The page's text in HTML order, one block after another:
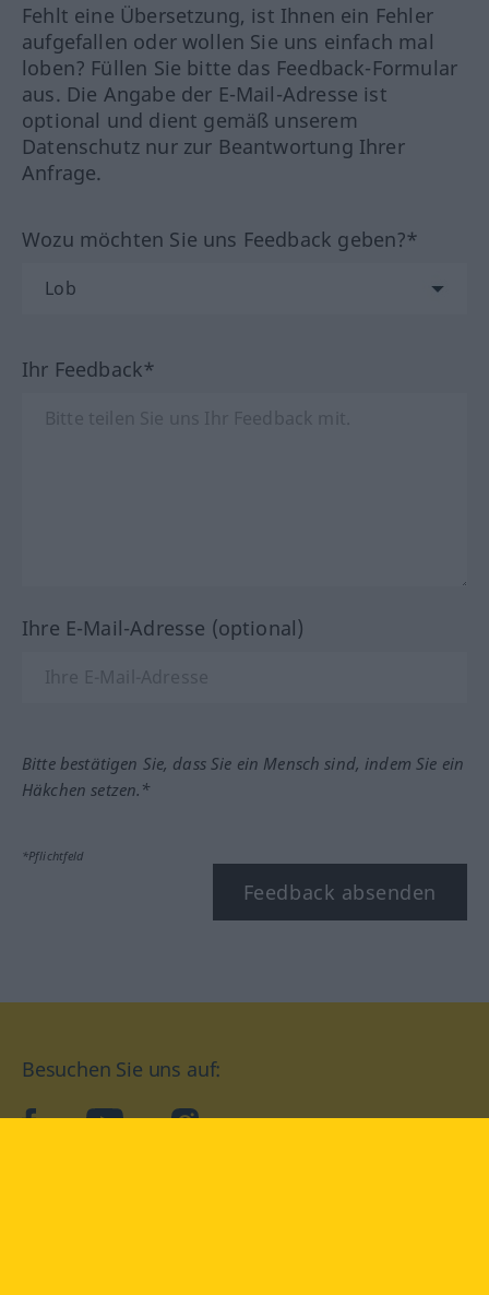
Fehlt eine Übersetzung, ist Ihnen ein Fehler
aufgefallen oder wollen Sie uns einfach mal
loben? Füllen Sie bitte das Feedback-Formular
aus. Die Angabe der E-Mail-Adresse ist
optional und dient gemäß unserem
Datenschutz nur zur Beantwortung Ihrer
Anfrage.
Wozu möchten Sie uns Feedback geben?*
Ihr Feedback*
Ihre E-Mail-Adresse (optional)
Bitte bestätigen Sie, dass Sie ein Mensch sind, indem Sie ein
Häkchen setzen.*
*Pflichtfeld
Feedback absenden
Besuchen Sie uns auf:
facebookYouTube Instagram